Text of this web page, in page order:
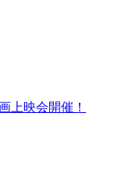
上映会開催！